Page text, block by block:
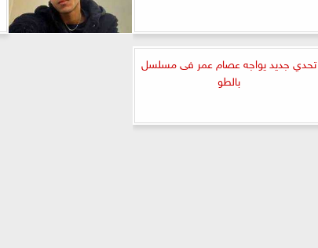
تحدي جديد يواجه عصام عمر فى مسلسل
بالطو